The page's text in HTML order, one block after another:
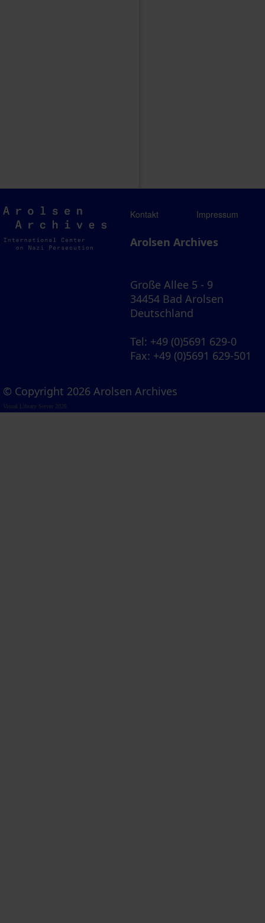
Arolsen
Archives
Kontakt Impressum
Arolsen Archives
Große Allee 5 - 9
34454 Bad Arolsen
Deutschland
Tel: +49 (0)5691 629-0
Fax: +49 (0)5691 629-501
© Copyright 2026 Arolsen Archives
Visual Library Server 2026